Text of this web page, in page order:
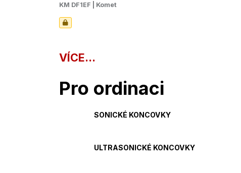
KM DF1EF | Komet
VÍCE...
Pro ordinaci
SONICKÉ KONCOVKY
ULTRASONICKÉ KONCOVKY